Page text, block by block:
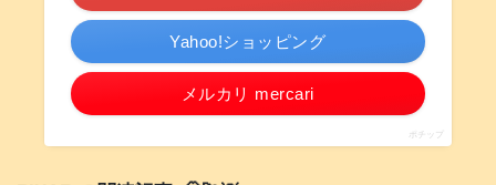
Yahoo!ショッピング
メルカリ mercari
ポチップ